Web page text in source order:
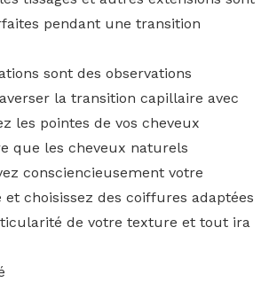
pendant une transition
sont des observations
la transition capillaire avec
les pointes de vos cheveux
que les cheveux naturels
consciencieusement votre
choisissez des coiffures adaptées
de votre texture et tout ira